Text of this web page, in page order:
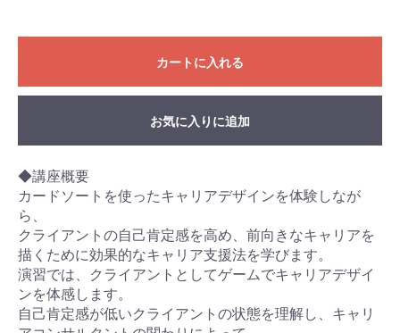
カートに入れる
お気に入りに追加
◆講座概要
カードソートを使ったキャリアデザインを体験しなが
ら、
クライアントの自己肯定感を高め、前向きなキャリアを
描くために効果的なキャリア支援法を学びます。
演習では、クライアントとしてゲームでキャリアデザイ
ンを体感します。
自己肯定感が低いクライアントの状態を理解し、キャリ